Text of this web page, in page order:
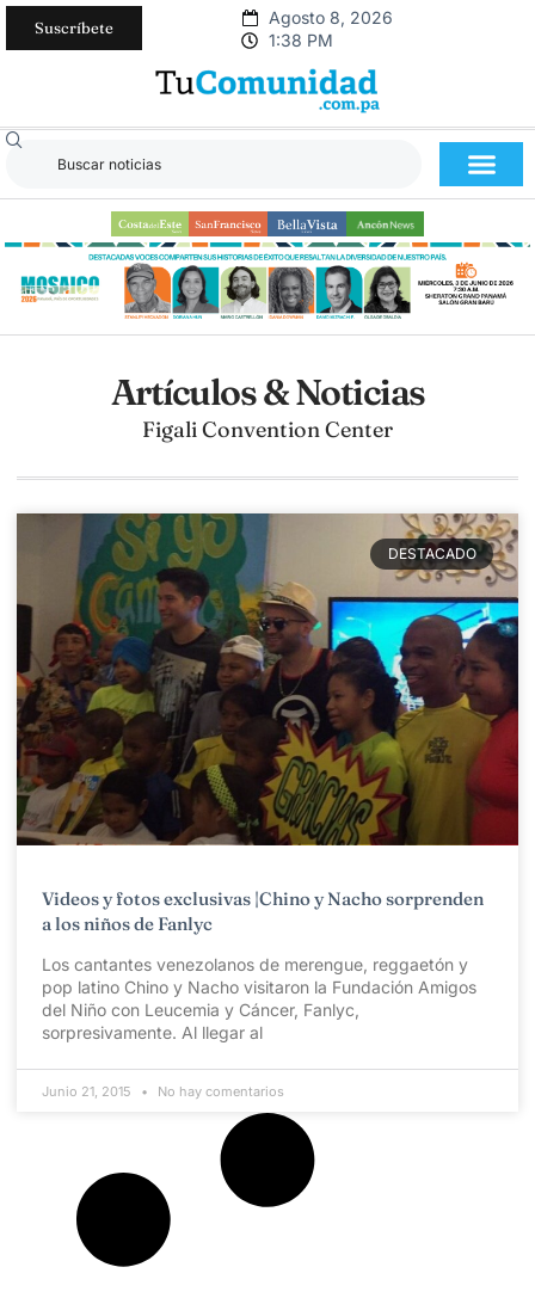
Suscríbete
Agosto 8, 2026
1:38 PM
Artículos & Noticias
Figali Convention Center
DESTACADO
Videos y fotos exclusivas |Chino y Nacho sorprenden
a los niños de Fanlyc
Los cantantes venezolanos de merengue, reggaetón y
pop latino Chino y Nacho visitaron la Fundación Amigos
del Niño con Leucemia y Cáncer, Fanlyc,
sorpresivamente. Al llegar al
Junio 21, 2015 No hay comentarios